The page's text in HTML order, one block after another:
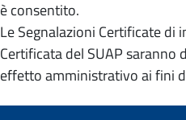
è consentito.
Le Segnalazioni Certificate di
Certificata del SUAP
effetto amministrativo ai fini